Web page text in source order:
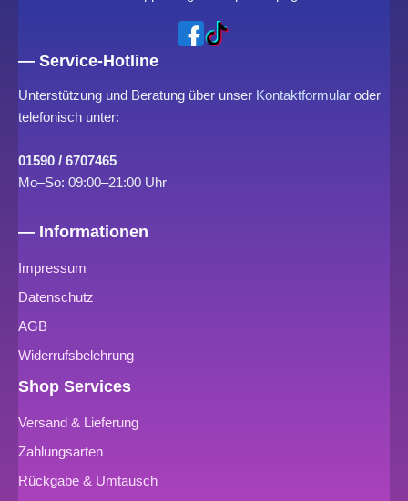
— Service-Hotline
Unterstützung und Beratung über unser Kontaktformular oder
telefonisch unter:
01590 / 6707465
Mo–So: 09:00–21:00 Uhr
— Informationen
Impressum
Datenschutz
AGB
Widerrufsbelehrung
Shop Services
Versand & Lieferung
Zahlungsarten
Rückgabe & Umtausch